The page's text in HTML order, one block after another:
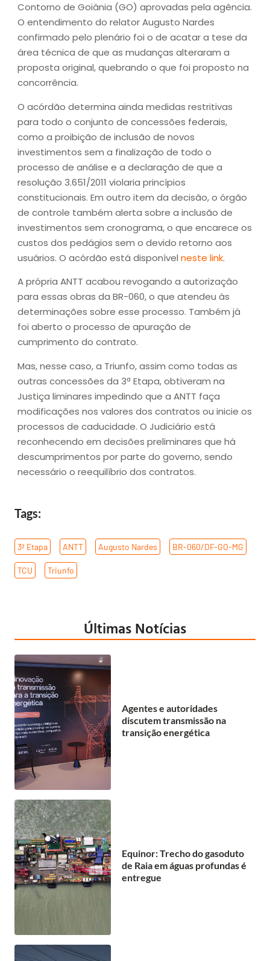
Contorno de Goiânia (GO) aprovadas pela agência.
O entendimento do relator Augusto Nardes
confirmado pelo plenário foi o de acatar a tese da
área técnica de que as mudanças alteraram a
proposta original, quebrando o que foi proposto na
concorrência.
O acórdão determina ainda medidas restritivas
para todo o conjunto de concessões federais,
como a proibição de inclusão de novos
investimentos sem a finalização de todo o
processo de análise e a declaração de que a
resolução 3.651/2011 violaria princípios
constitucionais. Em outro item da decisão, o órgão
de controle também alerta sobre a inclusão de
investimentos sem cronograma, o que encarece os
custos dos pedágios sem o devido retorno aos
usuários. O acórdão está disponível neste link.
A própria ANTT acabou revogando a autorização
para essas obras da BR-060, o que atendeu às
determinações sobre esse processo. Também já
foi aberto o processo de apuração de
cumprimento do contrato.
Mas, nesse caso, a Triunfo, assim como todas as
outras concessões da 3ª Etapa, obtiveram na
Justiça liminares impedindo que a ANTT faça
modificações nos valores dos contratos ou inicie os
processos de caducidade. O Judiciário está
reconhecendo em decisões preliminares que há
descumprimentos por parte do governo, sendo
necessário o reequilíbrio dos contratos.
Tags:
3ª Etapa ANTT Augusto Nardes BR-060/DF-GO-MG
TCU Triunfo
Últimas Notícias
Agentes e autoridades
discutem transmissão na
transição energética
Equinor: Trecho do gasoduto
de Raia em águas profundas é
entregue